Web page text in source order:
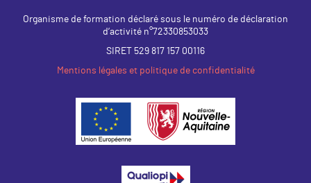
Organisme de formation déclaré sous le numéro de déclaration
d’activité n°72330853033
SIRET 529 817 157 00116
Mentions légales et politique de confidentialité